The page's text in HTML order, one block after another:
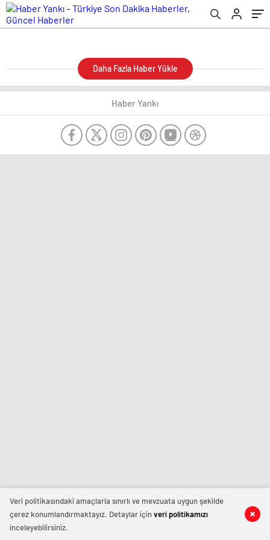
Daha Fazla Haber Yükle
Haber Yankı
Veri politikasındaki amaçlarla sınırlı ve mevzuata uygun şekilde
çerez konumlandırmaktayız. Detaylar içinveri politikamızı
inceleyebilirsiniz.